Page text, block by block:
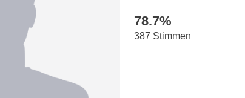
78.7%
387 Stimmen